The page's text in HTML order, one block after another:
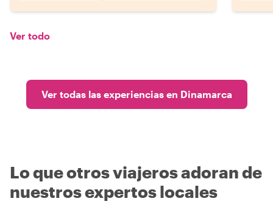
Ver todo
Ver todas las experiencias en Dinamarca
Lo que otros viajeros adoran de
nuestros expertos locales